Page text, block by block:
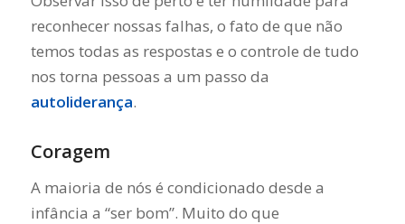
reconhecer nossas falhas, o fato de que não
temos todas as respostas e o controle de tudo
nos torna pessoas a um passo da
autoliderança.
Coragem
A maioria de nós é condicionado desde a
infância a “ser bom”. Muito do que